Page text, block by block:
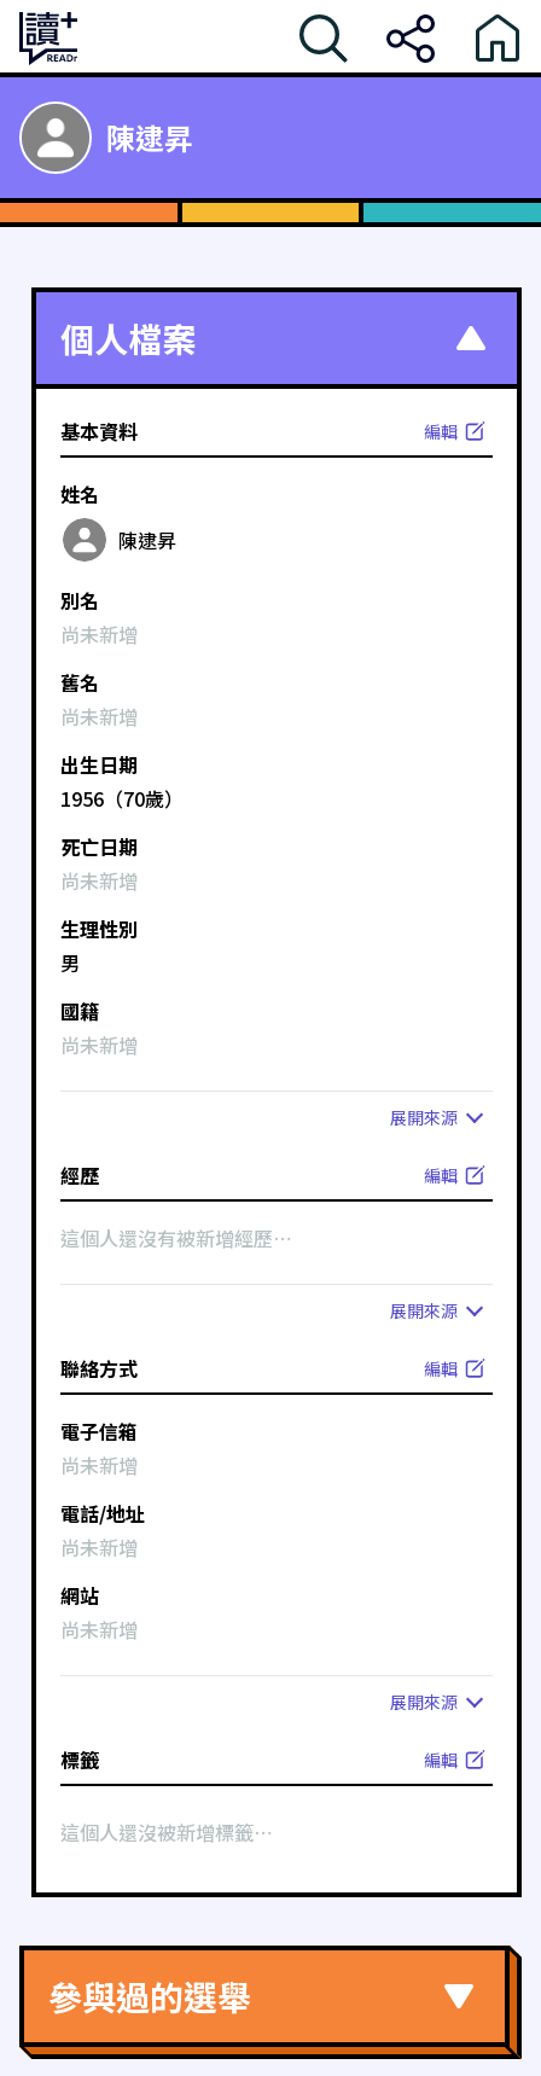
陳逮昇
個人檔案
基本資料 編輯
姓名
陳逮昇
別名
尚未新增
舊名
尚未新增
出生日期
1956（70歲）
死亡日期
尚未新增
生理性別
男
國籍
尚未新增
展開來源
經歷 編輯
這個人還沒有被新增經歷⋯
展開來源
聯絡方式 編輯
電子信箱
尚未新增
電話/地址
尚未新增
網站
尚未新增
展開來源
標籤 編輯
這個人還沒被新增標籤⋯
參與過的選舉